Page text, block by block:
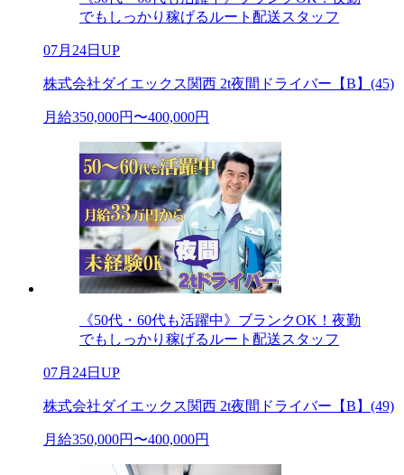
でもしっかり稼げるルート配送スタッフ
07月24日UP
株式会社ダイエックス関西 2t夜間ドライバー【B】(45)
月給350,000円〜400,000円
《50代・60代も活躍中》ブランクOK！夜勤
でもしっかり稼げるルート配送スタッフ
07月24日UP
株式会社ダイエックス関西 2t夜間ドライバー【B】(49)
月給350,000円〜400,000円